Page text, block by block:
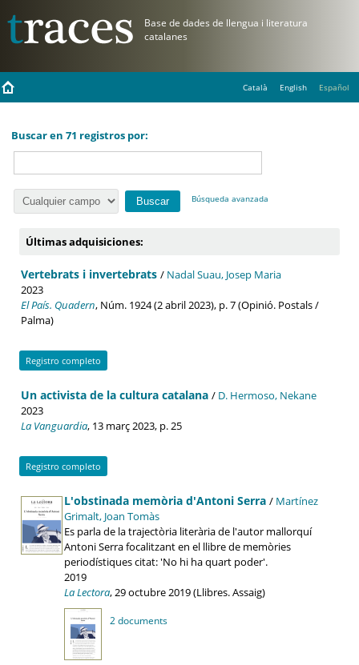
Català English Español
Buscar en 71 registros por:
Búsqueda avanzada
Últimas adquisiciones:
Vertebrats i invertebrats / Nadal Suau, Josep Maria
2023
El País. Quadern, Núm. 1924 (2 abril 2023), p. 7 (Opinió. Postals /
Palma)
Registro completo
Un activista de la cultura catalana / D. Hermoso, Nekane
2023
La Vanguardia, 13 març 2023, p. 25
Registro completo
L'obstinada memòria d'Antoni Serra / Martínez
Grimalt, Joan Tomàs
Es parla de la trajectòria literària de l'autor mallorquí
Antoni Serra focalitzant en el llibre de memòries
periodístiques citat: 'No hi ha quart poder'.
2019
La Lectora, 29 octubre 2019 (Llibres. Assaig)
2 documents